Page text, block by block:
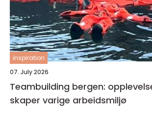
inspiration
07. July 2026
Teambuilding bergen:
skaper varige arbeidsmiljø